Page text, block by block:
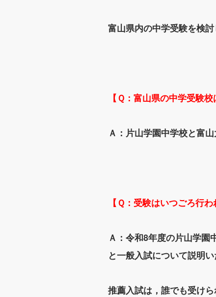
富山県内の中学受験を検
【Ｑ：富山県の中学受験校
Ａ：片山学園中学校と富
【Ｑ：受験はいつごろ行わ
Ａ：令和8年度の片山学
と一般入試について説明い
推薦入試は，誰でも受け